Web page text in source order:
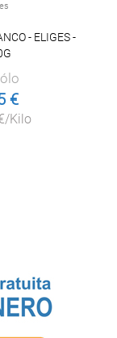
- ELIGES -
€
Kilo